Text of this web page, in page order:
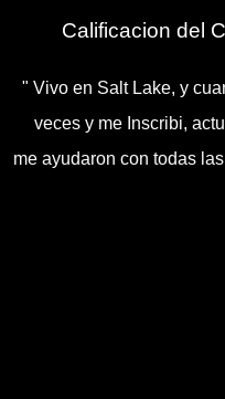
Calificacion del
" Vivo en Salt Lake, y
veces y me Inscribi,
me ayudaron con todas